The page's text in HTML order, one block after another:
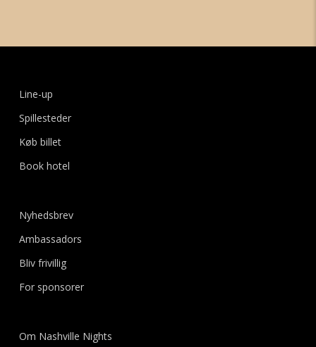
Line-up
Spillesteder
Køb billet
Book hotel
Nyhedsbrev
Ambassadors
Bliv frivillig
For sponsorer
Om Nashville Nights